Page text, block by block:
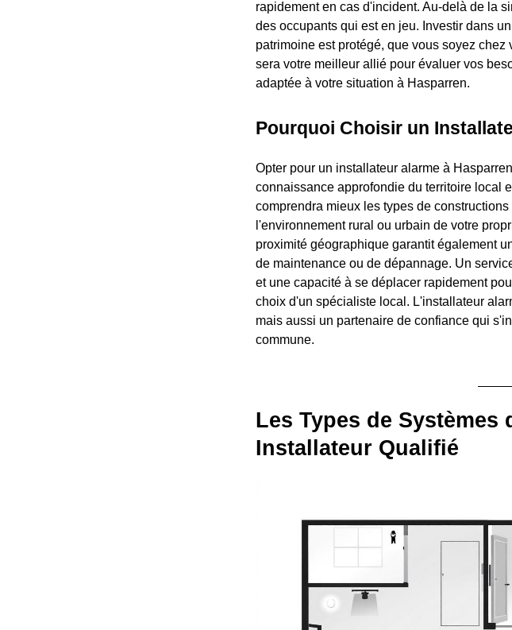
rapidement en cas d'incident. Au-delà de la
des occupants qui est en jeu. Investir dans
patrimoine est protégé, que vous soyez
sera votre meilleur allié pour évaluer vos
adaptée à votre situation à Hasparren.
Pourquoi Choisir un
Opter pour un installateur alarme à
connaissance approfondie du territoire local
comprendra mieux les types de
l'environnement rural ou urbain de votre
proximité géographique garantit également
de maintenance ou de dépannage. Un
et une capacité à se déplacer rapidement
choix d'un spécialiste local. L'installateur
mais aussi un partenaire de confiance qui
commune.
Les Types de
Installateur Qualifié